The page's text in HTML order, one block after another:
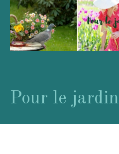
Pour le jardin